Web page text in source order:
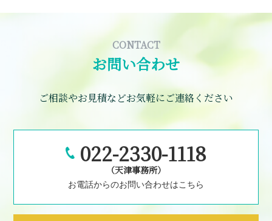
CONTACT
お問い合わせ
ご相談やお見積などお気軽にご連絡ください
022-2330-1118
（天津事務所）
お電話からのお問い合わせはこちら